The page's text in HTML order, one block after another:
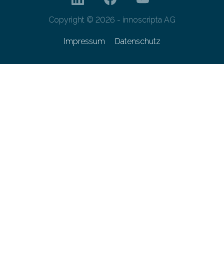
Copyright © 2026 - innoscripta AG
Impressum Datenschutz